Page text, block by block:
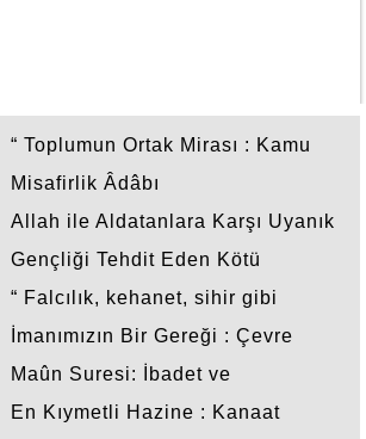
“ Toplumun Ortak Mirası : Kamu
Misafirlik Âdâbı
Allah ile Aldatanlara Karşı Uyanık
Gençliği Tehdit Eden Kötü
“ Falcılık, kehanet, sihir gibi
İmanımızın Bir Gereği : Çevre
Maûn Suresi: İbadet ve
En Kıymetli Hazine : Kanaat